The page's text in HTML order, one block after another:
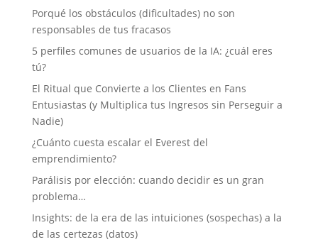
Porqué los obstáculos (dificultades) no son
responsables de tus fracasos
5 perfiles comunes de usuarios de la IA: ¿cuál eres
tú?
El Ritual que Convierte a los Clientes en Fans
Entusiastas (y Multiplica tus Ingresos sin Perseguir a
Nadie)
¿Cuánto cuesta escalar el Everest del
emprendimiento?
Parálisis por elección: cuando decidir es un gran
problema…
Insights: de la era de las intuiciones (sospechas) a la
de las certezas (datos)